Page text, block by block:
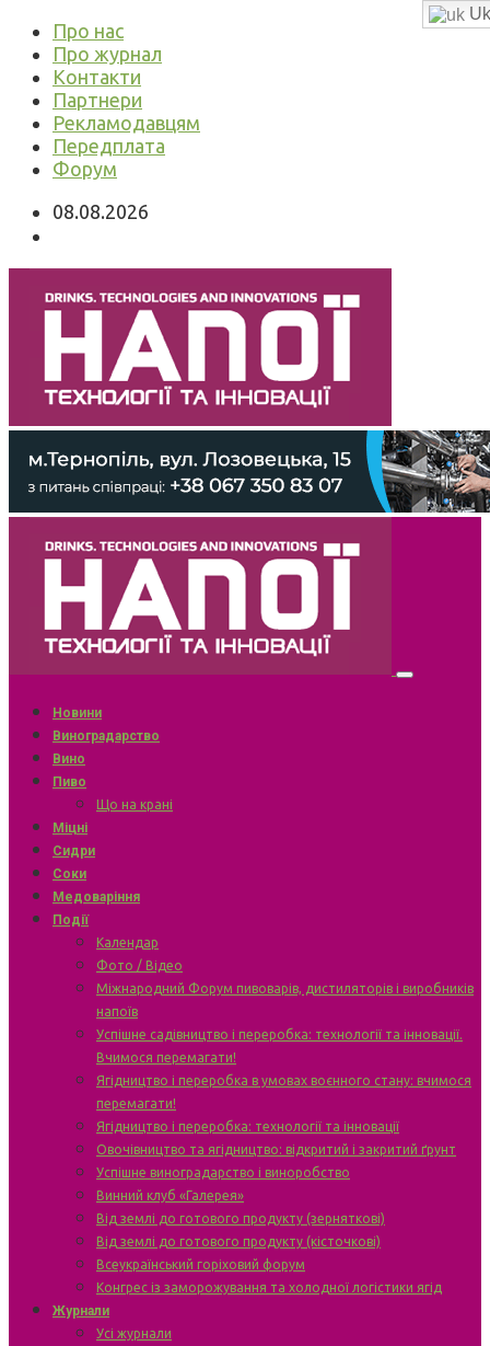
Про нас
Про журнал
Контакти
Партнери
Рекламодавцям
Передплата
Форум
08.08.2026
Новини
Виноградарство
Вино
Пиво
Що на крані
Міцні
Сидри
Соки
Медоваріння
Події
Календар
Фото / Відео
Міжнародний Форум пивоварів, дистиляторів і виробників
напоїв
Успішне садівництво і переробка: технології та інновації.
Вчимося перемагати!
Ягідництво і переробка в умовах воєнного стану: вчимося
перемагати!
Ягідництво і переробка: технології та інновації
Овочівництво та ягідництво: відкритий і закритий ґрунт
Успішне виноградарство і виноробство
Винний клуб «Галерея»
Від землі до готового продукту (зерняткові)
Від землі до готового продукту (кісточкові)
Всеукраїнський горіховий форум
Конгрес із заморожування та холодної логістики ягід
Журнали
Усі журнали